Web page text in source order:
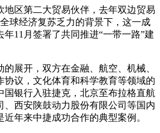
区第二大贸易伙伴，去年双边贸易
球经济复苏乏力的背景下，这一成
11月签署了共同推进“一带一路”建
开，双方在金融、航空、机械、
协议，文化体育和科学教育等领域的
国银行入驻捷克，北京至布拉格直航
、西安陕鼓动力股份有限公司等国内
年来中捷成功合作的典型案例。